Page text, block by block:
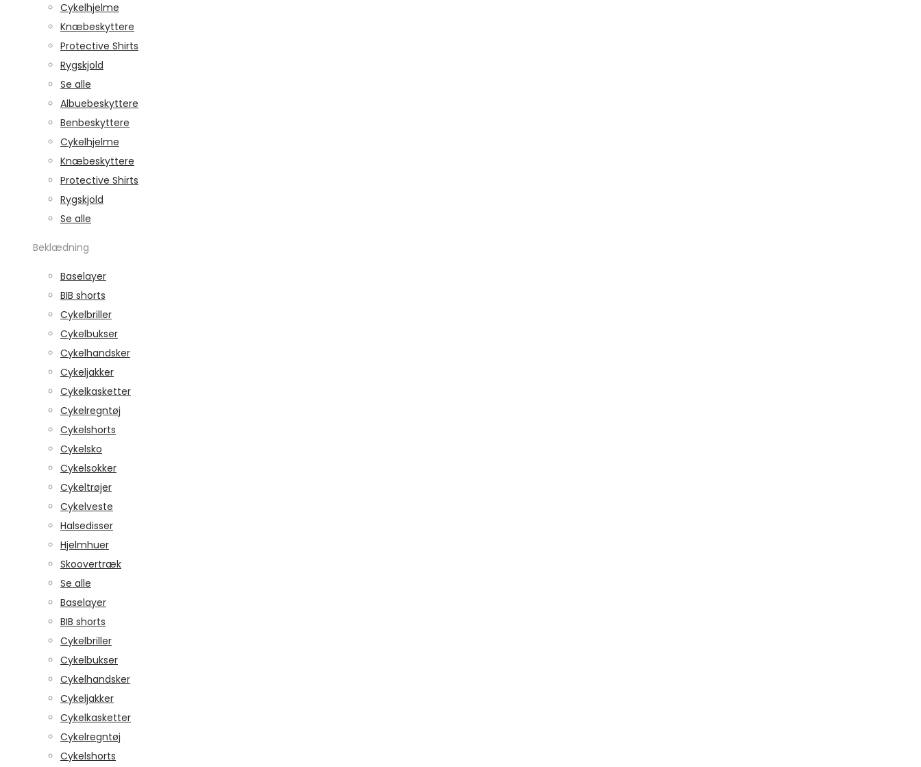
Cykelhjelme
Knæbeskyttere
Protective Shirts
Rygskjold
Se alle
Albuebeskyttere
Benbeskyttere
Cykelhjelme
Knæbeskyttere
Protective Shirts
Rygskjold
Se alle
Beklædning
Baselayer
BIB shorts
Cykelbriller
Cykelbukser
Cykelhandsker
Cykeljakker
Cykelkasketter
Cykelregntøj
Cykelshorts
Cykelsko
Cykelsokker
Cykeltrøjer
Cykelveste
Halsedisser
Hjelmhuer
Skoovertræk
Se alle
Baselayer
BIB shorts
Cykelbriller
Cykelbukser
Cykelhandsker
Cykeljakker
Cykelkasketter
Cykelregntøj
Cykelshorts